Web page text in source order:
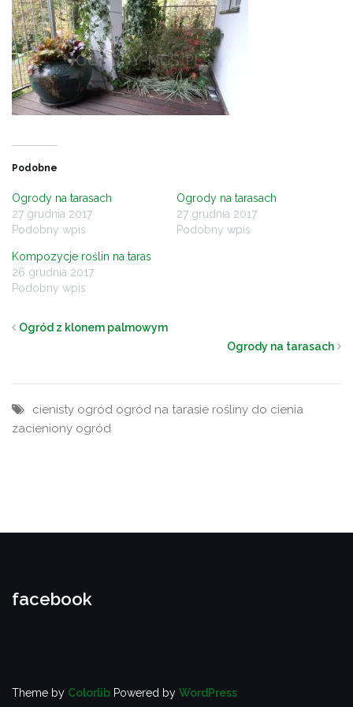
Podobne
Ogrody na tarasach
27 grudnia 2017
Podobny wpis
Ogrody na tarasach
27 grudnia 2017
Podobny wpis
Kompozycje roślin na taras
26 grudnia 2017
Podobny wpis
Ogród z klonem palmowym
Ogrody na tarasach
cienisty ogród ogród na tarasie rośliny do cienia
zacieniony ogród
facebook
Theme by Colorlib Powered by WordPress